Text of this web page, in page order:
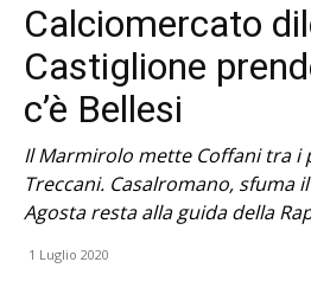
Calciomercato
Castiglione
c’è Bellesi
Il Marmirolo mette Coffani tra i
Treccani. Casalromano, sfuma
Agosta resta alla guida della
1 Luglio 2020